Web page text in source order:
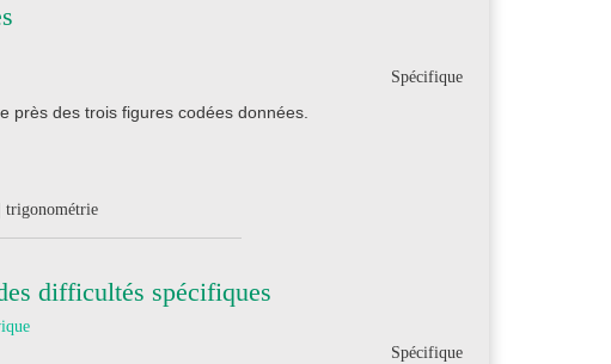
Spécifique
près des trois figures codées données.
trigonométrie
difficultés spécifiques
Spécifique